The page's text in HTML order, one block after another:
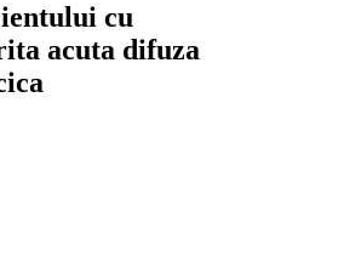
cu
acuta difuza